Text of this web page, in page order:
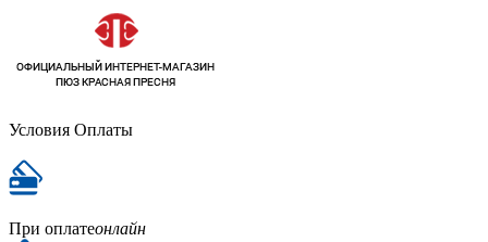
Условия Оплаты
При оплатеонлайн